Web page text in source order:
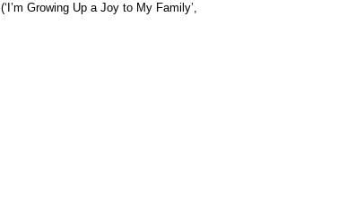
(‘I’m Growing Up a Joy to My Family’,